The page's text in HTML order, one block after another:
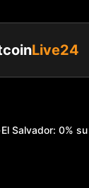
Live24
El Salvador: 0%